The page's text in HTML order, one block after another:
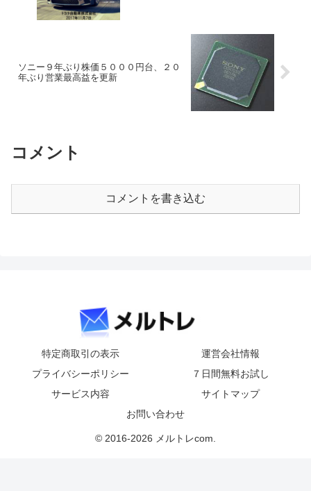
ソニー９年ぶり株価５０００円台、２０
年ぶり営業最高益を更新
コメント
コメントを書き込む
特定商取引の表示
運営会社情報
プライバシーポリシー
７日間無料お試し
サービス内容
サイトマップ
お問い合わせ
© 2016-2026 メルトレcom.